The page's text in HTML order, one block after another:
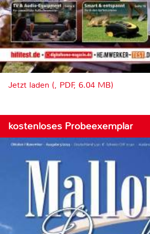
Jetzt laden (, PDF, 6.04 MB)
kostenloses Probeexemplar